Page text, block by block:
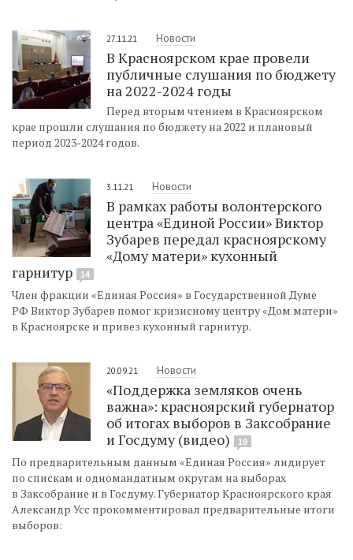
27.11.21 Новости
В Красноярском крае провели
публичные слушания по бюджету
на 2022-2024 годы
Перед вторым чтением в Красноярском
крае прошли слушания по бюджету на 2022 и плановый
период 2023-2024 годов.
3.11.21 Новости
В рамках работы волонтерского
центра «Единой России» Виктор
Зубарев передал красноярскому
«Дому матери» кухонный
гарнитур
14
Член фракции «Единая Россия» в Государственной Думе
РФ Виктор Зубарев помог кризисному центру «Дом матери»
в Красноярске и привез кухонный гарнитур.
20.09.21 Новости
«Поддержка земляков очень
важна»: красноярский губернатор
об итогах выборов в Заксобрание
и Госдуму (видео)
19
По предварительным данным «Единая Россия» лидирует
по спискам и одномандатным округам на выборах
в Заксобрание и в Госдуму. Губернатор Красноярского края
Александр Усс прокомментировал предварительные итоги
выборов: